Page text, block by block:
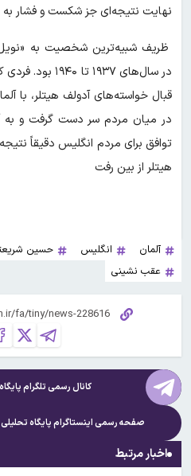
نهایت نتیجه‌ای جز شکست و فشار
ظریف شبیه‌ترین شخصیت به
در سال‌های ۱۹۳۷
قبال خواسته‌های آدولف هیتلر، با
در میان مردم سر دست گرفت و به
توافق برای مردم انگلیس دقیقاً
هیتلر از بین رفت
آلمان انگلیس حسین
عقب نشینی
کانال رسمی تلگرام
صفحه رسمی اینستاگرام پایگاه
اخبار مرتبط